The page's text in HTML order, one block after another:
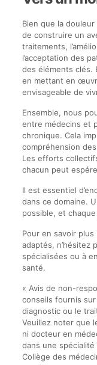
Bien que la
de construire un
traitements,
l’acceptation des
des éléments clés.
en mettant en
envisageable de
Ensemble, nous
entre médecins et
chronique. Cela
compréhension
Les efforts
chacun peut
Il est essentiel
dans ce domaine.
possible, et
Pour en savoir
adaptés, n’hésitez
spécialisées ou à
santé.
« Avis de non-
conseils fournis sur
diagnostic ou le
Veuillez noter que
ni docteur en
dans une
Collège des